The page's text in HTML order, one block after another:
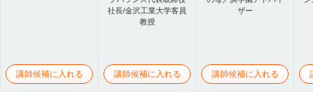
講師候補に入れる
社長/金沢工業大学客員
教授
講師候補に入れる
ザー
講師候補に入れる